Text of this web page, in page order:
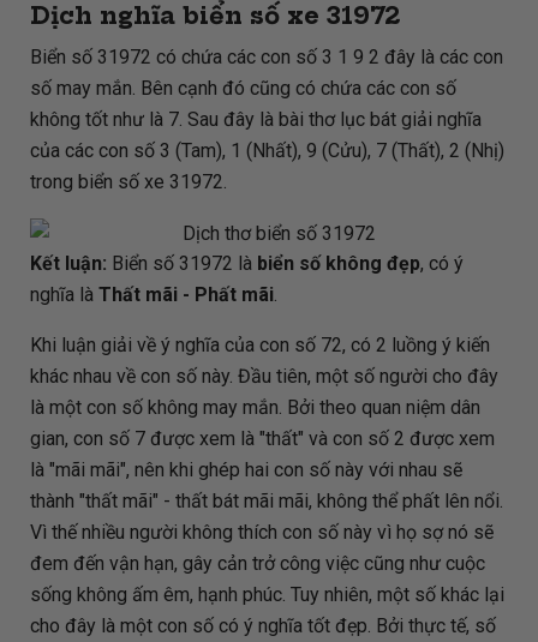
Dịch nghĩa biển số xe 31972
Biển số 31972 có chứa các con số 3 1 9 2 đây là các con
số may mắn. Bên cạnh đó cũng có chứa các con số
không tốt như là 7. Sau đây là bài thơ lục bát giải nghĩa
của các con số 3 (Tam), 1 (Nhất), 9 (Cửu), 7 (Thất), 2 (Nhị)
trong biển số xe 31972.
Kết luận: Biển số 31972 là biển số không đẹp, có ý
nghĩa là Thất mãi - Phất mãi.
Khi luận giải về ý nghĩa của con số 72, có 2 luồng ý kiến
khác nhau về con số này. Đầu tiên, một số người cho đây
là một con số không may mắn. Bởi theo quan niệm dân
gian, con số 7 được xem là "thất" và con số 2 được xem
là "mãi mãi", nên khi ghép hai con số này với nhau sẽ
thành "thất mãi" - thất bát mãi mãi, không thể phất lên nổi.
Vì thế nhiều người không thích con số này vì họ sợ nó sẽ
đem đến vận hạn, gây cản trở công việc cũng như cuộc
sống không ấm êm, hạnh phúc. Tuy nhiên, một số khác lại
cho đây là một con số có ý nghĩa tốt đẹp. Bởi thực tế, số